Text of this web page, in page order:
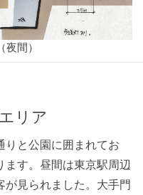
間）
リア
りと公園に囲まれてお
ます。昼間は東京駅周辺
が見られました。大手門